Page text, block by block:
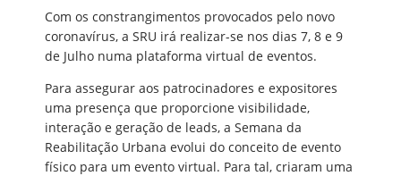
Com os constrangimentos provocados pelo novo
coronavírus, a SRU irá realizar-se nos dias 7, 8 e 9
de Julho numa plataforma virtual de eventos.
Para assegurar aos patrocinadores e expositores
uma presença que proporcione visibilidade,
interação e geração de leads, a Semana da
Reabilitação Urbana evolui do conceito de evento
físico para um evento virtual. Para tal, criaram uma